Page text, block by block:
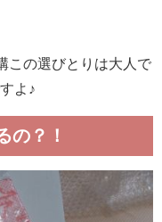
この選びとりは大人で
よ♪
の？！